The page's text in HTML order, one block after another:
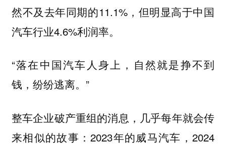
然不及去年同期的11.1%，但明显高于中国
汽车行业4.6%利润率。
“落在中国汽车人身上，自然就是挣不到
钱，纷纷逃离。”
整车企业破产重组的消息，几乎每年就会传
来相似的故事：2023年的威马汽车，2024